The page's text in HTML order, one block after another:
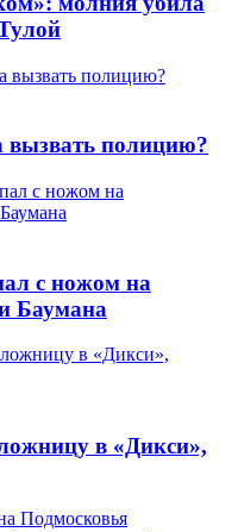
вызвать полицию?
с ножом на
Баумана
в «Дикси»,